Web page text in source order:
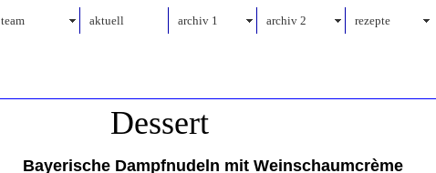
Dessert
Bayerische Dampfnudeln mit Weinschaumcrème
team aktuell archiv 1 archiv 2 rezepte